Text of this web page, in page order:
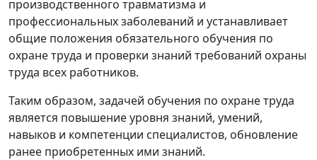
производственного травматизма и
профессиональных заболеваний и устанавливает
общие положения обязательного обучения по
охране труда и проверки знаний требований охраны
труда всех работников.
Таким образом, задачей обучения по охране труда
является повышение уровня знаний, умений,
навыков и компетенции специалистов, обновление
ранее приобретенных ими знаний.